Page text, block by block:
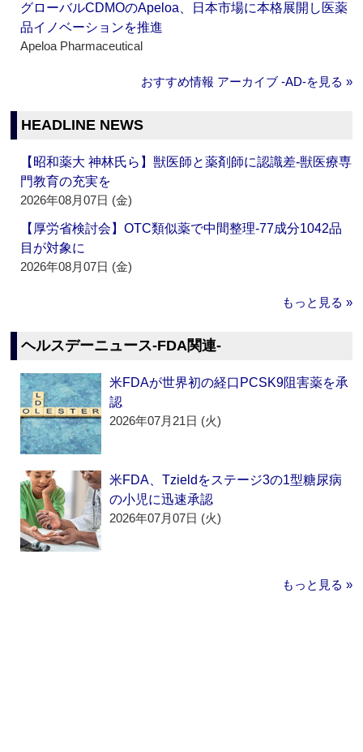
グローバルCDMOのApeloa、日本市場に本格展開し医薬
品イノベーションを推進
Apeloa Pharmaceutical
おすすめ情報 アーカイブ ‐AD‐を見る »
HEADLINE NEWS
【昭和薬大 神林氏ら】獣医師と薬剤師に認識差‐獣医療専
門教育の充実を
2026年08月07日 (金)
【厚労省検討会】OTC類似薬で中間整理‐77成分1042品
目が対象に
2026年08月07日 (金)
もっと見る »
ヘルスデーニュース‐FDA関連‐
米FDAが世界初の経口PCSK9阻害薬を承
認
2026年07月21日 (火)
米FDA、Tzieldをステージ3の1型糖尿病
の小児に迅速承認
2026年07月07日 (火)
もっと見る »